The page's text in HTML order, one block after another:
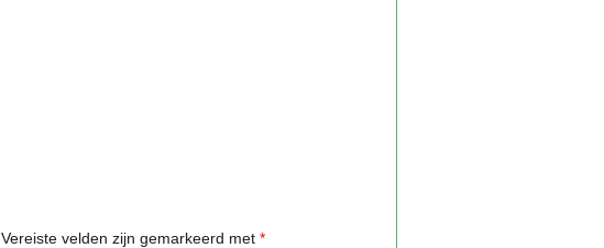
Vereiste velden zijn gemarkeerd met *